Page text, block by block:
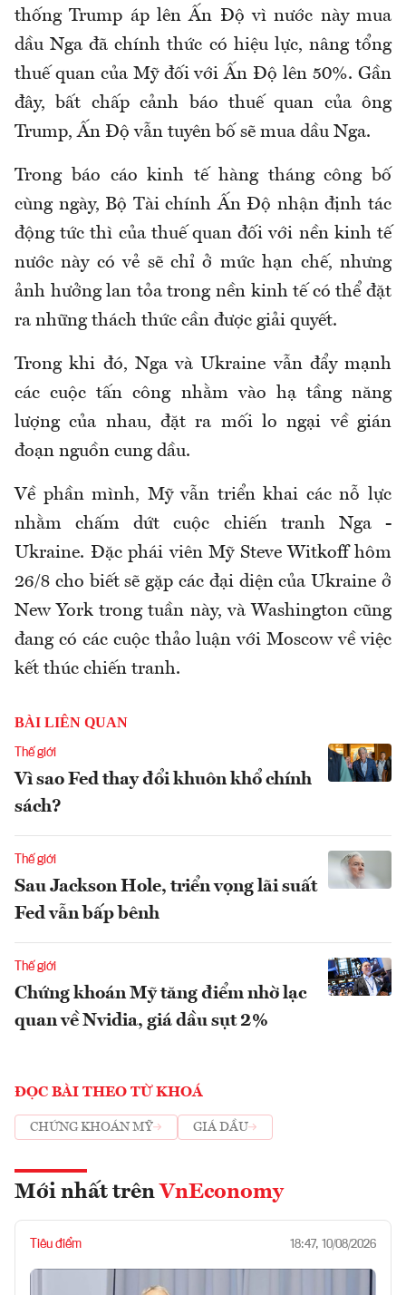
thống Trump áp lên Ấn Độ vì nước này mua
dầu Nga đã chính thức có hiệu lực, nâng tổng
thuế quan của Mỹ đối với Ấn Độ lên 50%. Gần
đây, bất chấp cảnh báo thuế quan của ông
Trump, Ấn Độ vẫn tuyên bố sẽ mua dầu Nga.
Trong báo cáo kinh tế hàng tháng công bố
cùng ngày, Bộ Tài chính Ấn Độ nhận định tác
động tức thì của thuế quan đối với nền kinh tế
nước này có vẻ sẽ chỉ ở mức hạn chế, nhưng
ảnh hưởng lan tỏa trong nền kinh tế có thể đặt
ra những thách thức cần được giải quyết.
Trong khi đó, Nga và Ukraine vẫn đẩy mạnh
các cuộc tấn công nhằm vào hạ tầng năng
lượng của nhau, đặt ra mối lo ngại về gián
đoạn nguồn cung dầu.
Về phần mình, Mỹ vẫn triển khai các nỗ lực
nhằm chấm dứt cuộc chiến tranh Nga -
Ukraine. Đặc phái viên Mỹ Steve Witkoff hôm
26/8 cho biết sẽ gặp các đại diện của Ukraine ở
New York trong tuần này, và Washington cũng
đang có các cuộc thảo luận với Moscow về việc
kết thúc chiến tranh.
BÀI LIÊN QUAN
Thế giới
Vì sao Fed thay đổi khuôn khổ chính
sách?
Thế giới
Sau Jackson Hole, triển vọng lãi suất
Fed vẫn bấp bênh
Thế giới
Chứng khoán Mỹ tăng điểm nhờ lạc
quan về Nvidia, giá dầu sụt 2%
ĐỌC BÀI THEO TỪ KHOÁ
CHỨNG KHOÁN MỸ GIÁ DẦU
Mới nhất trên VnEconomy
Tiêu điểm 18:47, 10/08/2026